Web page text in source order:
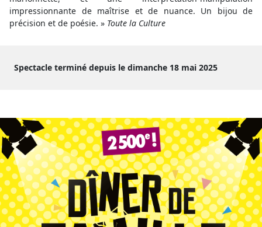
impressionnante de maîtrise et de nuance. Un bijou de
précision et de poésie. » Toute la Culture
Spectacle terminé depuis le dimanche 18 mai 2025